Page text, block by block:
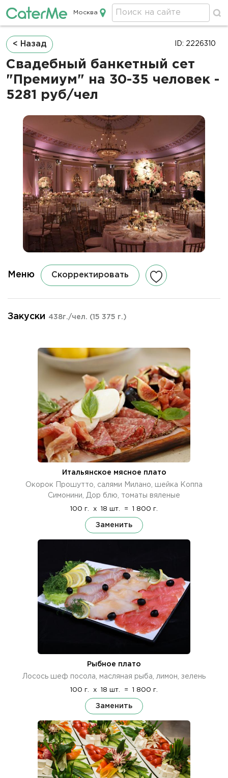
Кейтеринг в Москве
Москва
Строка
навигации
< Назад
Свадебный банкетный сет
"Премиум" на 30-35 человек -
5281 руб/чел
ID: 2226310
Меню Скорректировать
Закуски 438г./чел. (15 375 г.)
Итальянское мясное плато
Окорок Прошутто, салями Милано, шейка Коппа
Симонини, Дор блю, томаты вяленые
100 г. x 18 шт. = 1 800 г.
Заменить
Рыбное плато
Лосось шеф посола, масляная рыба, лимон, зелень
100 г. x 18 шт. = 1 800 г.
Заменить